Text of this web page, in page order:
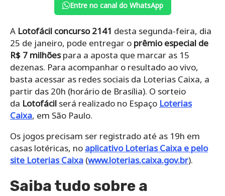
Entre no canal do WhatsApp
A Lotofácil concurso 2141 desta segunda-feira, dia
25 de janeiro, pode entregar o prêmio especial de
R$ 7 milhõespara a aposta que marcar as 15
dezenas. Para acompanhar o resultado ao vivo,
basta acessar as redes sociais da Loterias Caixa, a
partir das 20h (horário de Brasília). O sorteio
da Lotofácil será realizado no Espaço Loterias
Caixa, em São Paulo.
Os jogos precisam ser registrado até as 19h em
casas lotéricas, no aplicativo Loterias Caixa e pelo
site Loterias Caixa (www.loterias.caixa.gov.br).
Saiba tudo sobre a